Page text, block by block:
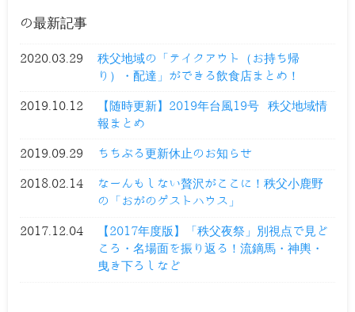
の最新記事
2020.03.29
秩父地域の「テイクアウト（お持ち帰
り）・配達」ができる飲食店まとめ！
2019.10.12
【随時更新】2019年台風19号 秩父地域情
報まとめ
2019.09.29 ちちぶる更新休止のお知らせ
2018.02.14
なーんもしない贅沢がここに！秩父小鹿野
の「おがのゲストハウス」
2017.12.04
【2017年度版】「秩父夜祭」別視点で見ど
ころ・名場面を振り返る！流鏑馬・神輿・
曳き下ろしなど